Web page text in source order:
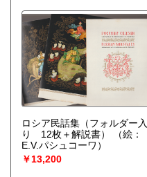
ロシア民話集（フォルダー入
り 12枚＋解説書）
（絵：
E.V.パシュコーワ）
￥13,200